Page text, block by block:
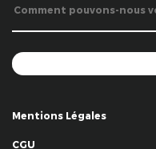
Mentions Légales
CGU